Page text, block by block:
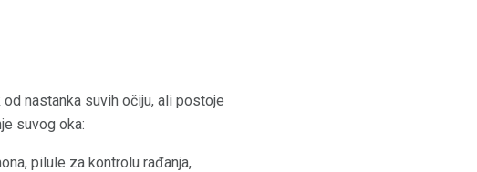
nastanka suvih očiju, ali postoje
suvog oka:
pilule za kontrolu rađanja,